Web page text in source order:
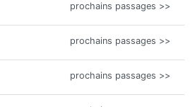
prochains passages >>
prochains passages >>
prochains passages >>